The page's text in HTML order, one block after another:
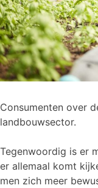
Consumenten over
landbouwsector.
Tegenwoordig is er
er allemaal komt
men zich meer